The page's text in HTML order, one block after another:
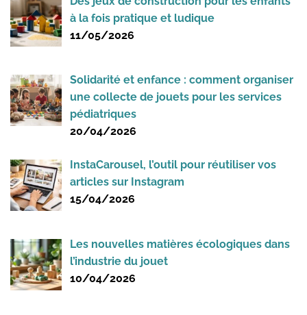
à la fois pratique et ludique
11/05/2026
Solidarité et enfance : comment organiser
une collecte de jouets pour les services
pédiatriques
20/04/2026
InstaCarousel, l’outil pour réutiliser vos
articles sur Instagram
15/04/2026
Les nouvelles matières écologiques dans
l’industrie du jouet
10/04/2026